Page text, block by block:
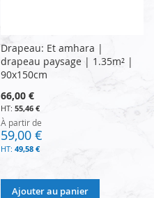
Drapeau: Et amhara |
drapeau paysage | 1.35m² |
90x150cm
66,00 €
55,46 €
À partir de
59,00 €
49,58 €
Ajouter au panier